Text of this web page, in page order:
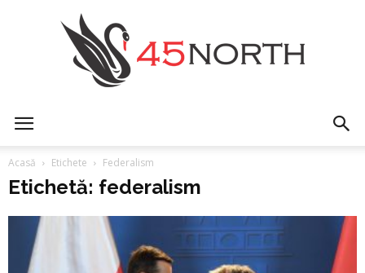
Acasă Etichete Federalism
Etichetă: federalism